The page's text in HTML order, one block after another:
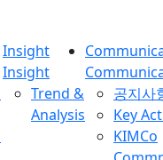
Insight
Insight
Trend &
Analysis
공지사
Key
KIMCo